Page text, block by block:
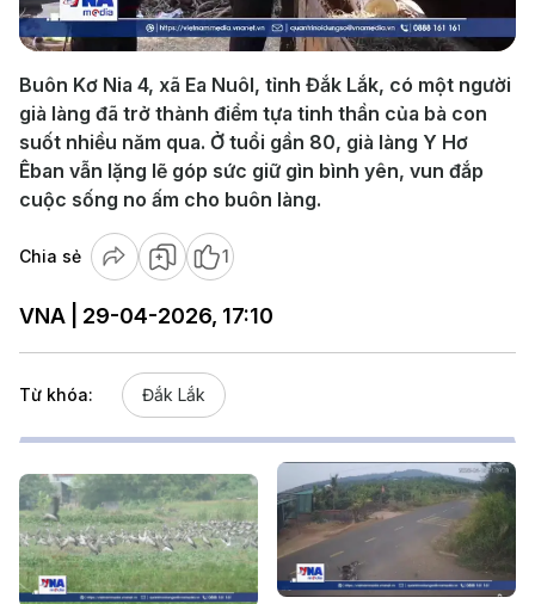
Video
Buôn Kơ Nia 4, xã Ea Nuôl, tỉnh Đắk Lắk, có một người
già làng đã trở thành điểm tựa tinh thần của bà con
suốt nhiều năm qua. Ở tuổi gần 80, già làng Y Hơ
Êban vẫn lặng lẽ góp sức giữ gìn bình yên, vun đắp
cuộc sống no ấm cho buôn làng.
Chia sẻ 1
VNA | 29-04-2026, 17:10
Từ khóa: Đắk Lắk